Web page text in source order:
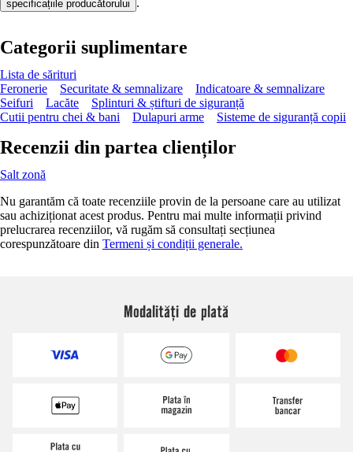
specificațiile producătorului .
Categorii suplimentare
Lista de sărituri
Feronerie
Securitate & semnalizare
Indicatoare & semnalizare
Seifuri
Lacăte
Splinturi & știfturi de siguranță
Cutii pentru chei & bani
Dulapuri arme Sisteme de siguranță copii
Recenzii din partea clienților
Salt zonă
Nu garantăm că toate recenziile provin de la persoane care au utilizat
sau achiziționat acest produs. Pentru mai multe informații privind
prelucrarea recenziilor, vă rugăm să consultați secțiunea
corespunzătoare din Termeni și condiții generale.
Modalități de plată